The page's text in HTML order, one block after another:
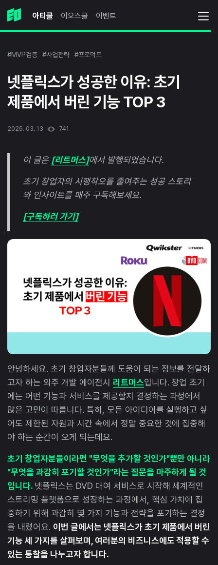
아티클 이오스쿨 이벤트
#MVP검증 #사업전략 #프로덕트
넷플릭스가 성공한 이유: 초기
제품에서 버린 기능 TOP 3
2025. 03. 13 741
이 글은 [리트머스]에서 발행되었습니다.
초기 창업자의 시행착오를 줄여주는 성공 스토리
와 인사이트를 매주 구독해보세요.
[구독하러 가기]
안녕하세요. 초기 창업자분들께 도움이 되는 정보를 전달하
고자 하는 외주 개발 에이전시 리트머스입니다. 창업 초기
에는 어떤 기능과 서비스를 제공할지 결정하는 과정에서
많은 고민이 따릅니다. 특히, 모든 아이디어를 실행하고 싶
어도 제한된 자원과 시간 속에서 정말 중요한 것에 집중해
야 하는 순간이 오게 되는데요.
초기 창업자분들이라면 "무엇을 추가할 것인가"뿐만 아니라
"무엇을 과감히 포기할 것인가"라는 질문을 마주하게 될 것
입니다. 넷플릭스는 DVD 대여 서비스로 시작해 세계적인
스트리밍 플랫폼으로 성장하는 과정에서, 핵심 가치에 집
중하기 위해 과감히 몇 가지 기능과 전략을 포기하는 결정
을 내렸어요. 이번 글에서는 넷플릭스가 초기 제품에서 버린
기능 세 가지를 살펴보며, 여러분의 비즈니스에도 적용할 수
있는 통찰을 나누고자 합니다.